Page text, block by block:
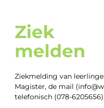
Ziek
melden
Ziekmelding van
Magister, de mail
telefonisch (078-